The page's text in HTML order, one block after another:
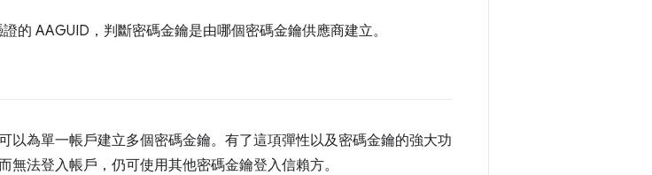
的 AAGUID，判斷密碼金鑰是由哪個密碼金鑰供應商建立。
以為單一帳戶建立多個密碼金鑰。有了這項彈性以及密碼金鑰的強大功
法登入帳戶，仍可使用其他密碼金鑰登入信賴方。